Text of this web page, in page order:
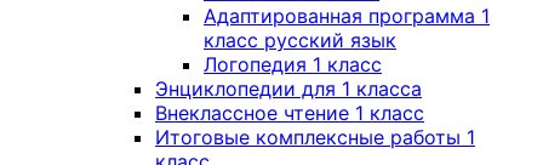
Адаптированная программа 1
класс русский язык
Логопедия 1 класс
Энциклопедии для 1 класса
Внеклассное чтение 1 класс
Итоговые комплексные работы 1